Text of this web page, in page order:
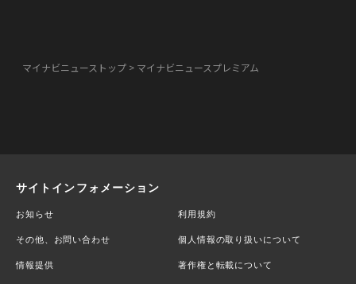
マイナビニューストップ マイナビニュースプレミアム
サイトインフォメーション
お知らせ 利用規約
その他、お問い合わせ 個人情報の取り扱いについて
情報提供 著作権と転載について